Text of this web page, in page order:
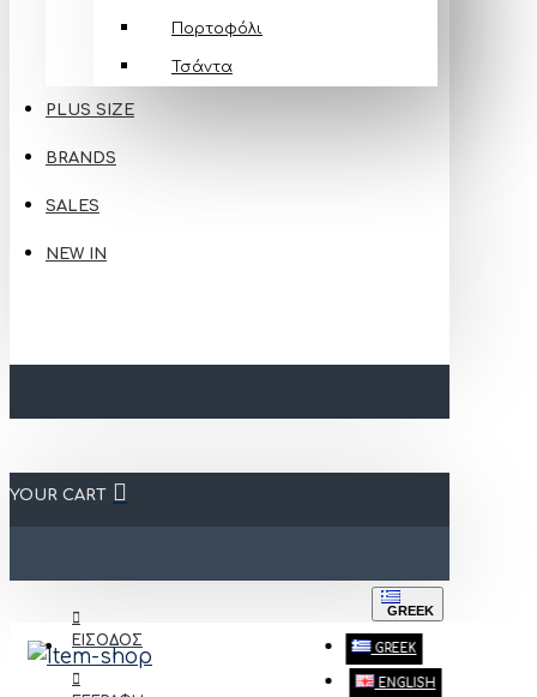
Πορτοφόλι
Τσάντα
PLUS SIZE
BRANDS
SALES
NEW IN
YOUR CART
ΕΙΣΟΔΟΣ
GREEK
GREEK
ENGLISH